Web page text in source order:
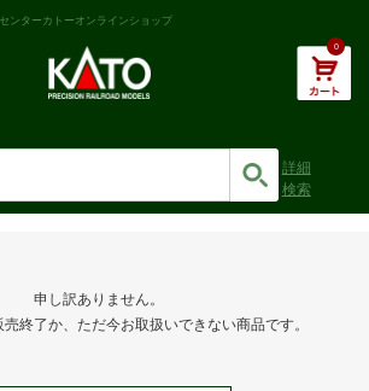
ンターカトーオンラインショップ
0
詳細
検索
申し訳ありません。
終了か、ただ今お取扱いできない商品です。